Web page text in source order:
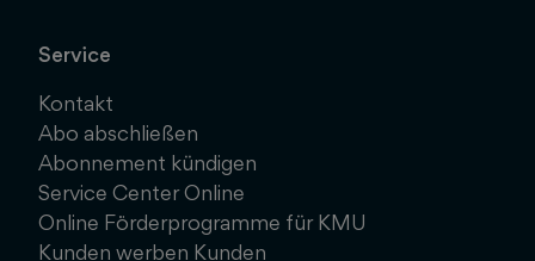
Service
Kontakt
Abo abschließen
Abonnement kündigen
Service Center Online
Online Förderprogramme für KMU
Kunden werben Kunden